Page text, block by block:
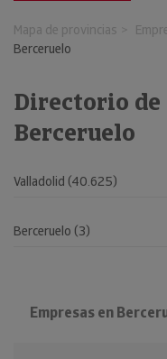
Mapa de provincias
Berceruelo
Directorio de
Berceruelo
Empresas en